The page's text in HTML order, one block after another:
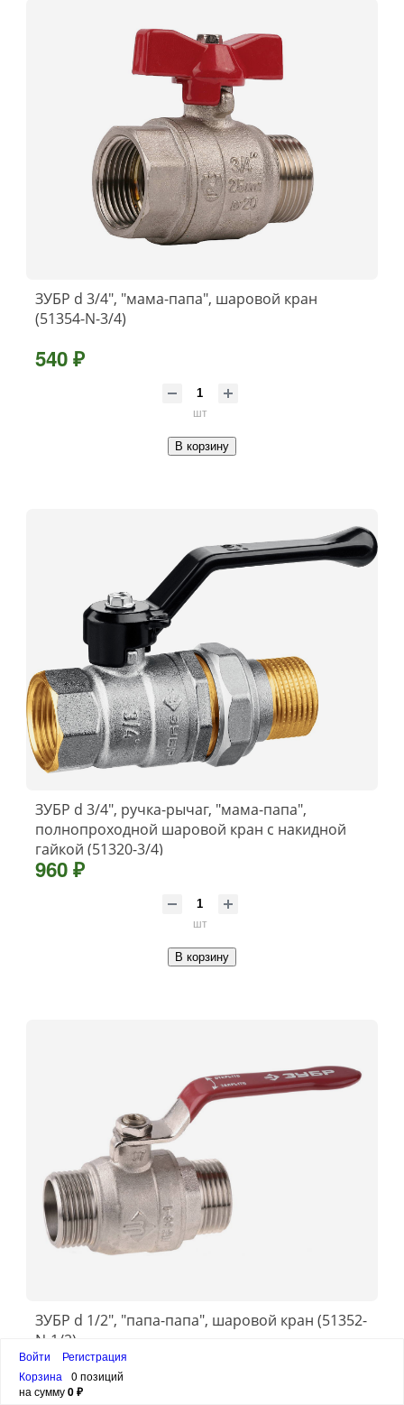
ЗУБР d 3/4″, ″мама-папа″, шаровой кран
(51354-N-3/4)
540 ₽
шт
В корзину
ЗУБР d 3/4″, ручка-рычаг, ″мама-папа″,
полнопроходной шаровой кран с накидной
гайкой (51320-3/4)
960 ₽
шт
В корзину
ЗУБР d 1/2″, ″папа-папа″, шаровой кран (51352-
N-1/2)
419 ₽
Войти
Регистрация
Корзина
0 позиций
на сумму0 ₽